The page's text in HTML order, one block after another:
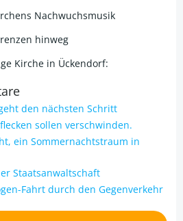
Nachwuchsmusik
hinweg
Kirche in Ückendorf:
den nächsten Schritt
sollen verschwinden.
ein Sommernachtstraum in
Staatsanwaltschaft
Fahrt durch den Gegenverkehr